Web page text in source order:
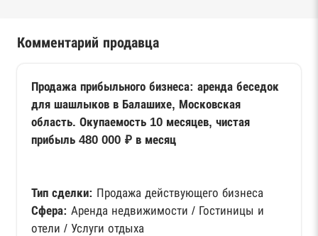
Комментарий продавца
Продажа прибыльного бизнеса: аренда беседок
для шашлыков в Балашихе, Московская
область. Окупаемость 10 месяцев, чистая
прибыль 480 000 ₽ в месяц
Тип сделки: Продажа действующего бизнеса
Сфера: Аренда недвижимости / Гостиницы и
отели / Услуги отдыха